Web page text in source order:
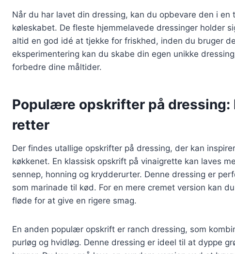
Når du har lavet din dressing, kan du opbevare den i
køleskabet. De fleste hjemmelavede dressinger holder
altid en god idé at tjekke for friskhed, inden du bruger
eksperimentering kan du skabe din egen unikke
forbedre dine måltider.
Populære opskrifter på
retter
Der findes utallige opskrifter på dressing, der kan
køkkenet. En klassisk opskrift på vinaigrette kan laves
sennep, honning og krydderurter. Denne dressing er
som marinade til kød. For en mere cremet version kan
fløde for at give en rigere smag.
En anden populær opskrift er ranch dressing, som
purløg og hvidløg. Denne dressing er ideel til at dyppe